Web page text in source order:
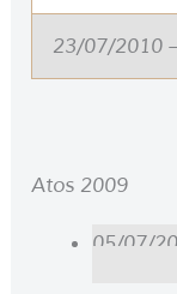
23/07/2010
Atos 2009
05/07/